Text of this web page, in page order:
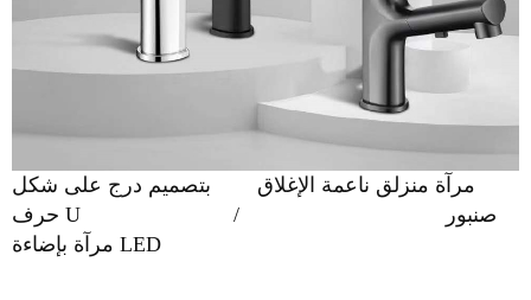
مرآة منزلق ناعمة الإغلاق
بتصميم درج على شكل
حرف U
/
مرآة بإضاءة LED